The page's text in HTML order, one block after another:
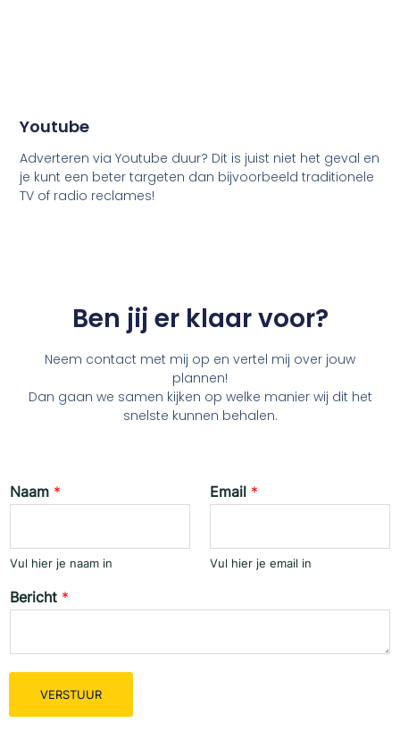
Youtube
Adverteren via Youtube duur? Dit is juist niet het geval en
je kunt een beter targeten dan bijvoorbeeld traditionele
TV of radio reclames!
Ben jij er klaar voor?
Neem contact met mij op en vertel mij over jouw
plannen!
Dan gaan we samen kijken op welke manier wij dit het
snelste kunnen behalen.
Naam *
Vul hier je naam in
Email *
Vul hier je email in
Bericht *
VERSTUUR